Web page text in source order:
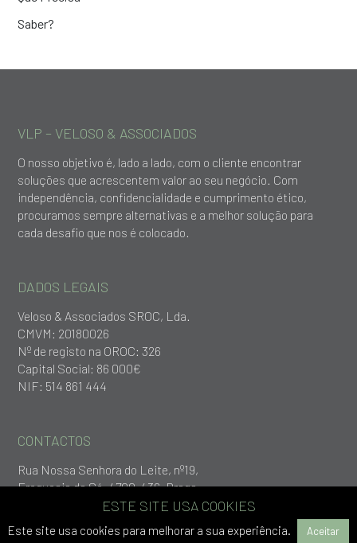
VLP – VELOSO & ASSOCIADOS
O nosso objetivo é, lado a lado, com o cliente encontrar
soluções que acrescentem valor ao seu negócio. Com
independência, confidencialidade e cumprimento ético,
procuramos sempre alternativas e a melhor solução para
cada desafio que nos é colocado.
DADOS LEGAIS
Veloso & Associados SROC, Lda.
CMVM: 20180026
Nº de registo na OROC: 326
Capital Social: 86 000€
NIF: 514 861 444
CONTACTOS
Rua Nossa Senhora do Leite, nº19,
Freguesia da Sé, 4700-436, Braga
ESTE SITE USA COOKIES
Este site usa cookies para melhorar a sua experiência. Aceitar